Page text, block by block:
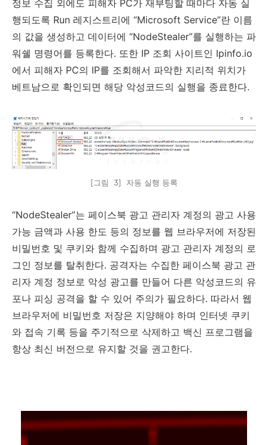
정보 수집 외에도 피해자 PC가 재부팅할 때마다 자동 실
행되도록 Run 레지스트리에 “Microsoft Service”란 이름
의 값을 생성하고 데이터에 “NodeStealer”를 실행하는 파
워쉘 명령어를 등록한다. 또한 IP 조회 사이트인 Ipinfo.io
에서 피해자 PC의 IP를 조회해서 파악한 지리적 위치가
베트남으로 확인되면 해당 악성코드의 실행을 종료한다.
[그림 3] 자동 실행 등록
“NodeStealer”는 페이스북 광고 관리자 계정의 광고 사용
가능 금액과 사용 한도 등의 정보를 웹 브라우저에 저장된
비밀번호 및 쿠키와 함께 수집하며 광고 관리자 계정의 로
그인 정보를 탈취한다. 공격자는 수집한 페이스북 광고 관
리자 계정 정보로 악성 광고를 만들어 다른 악성코드의 유
포나 피싱 공격을 할 수 있어 주의가 필요하다. 따라서 웹
브라우저에 비밀번호 저장은 지양해야 하며 인터넷 쿠키
와 접속 기록 등을 주기적으로 삭제하고 백신 프로그램을
항상 최신 버전으로 유지할 것을 권고한다.